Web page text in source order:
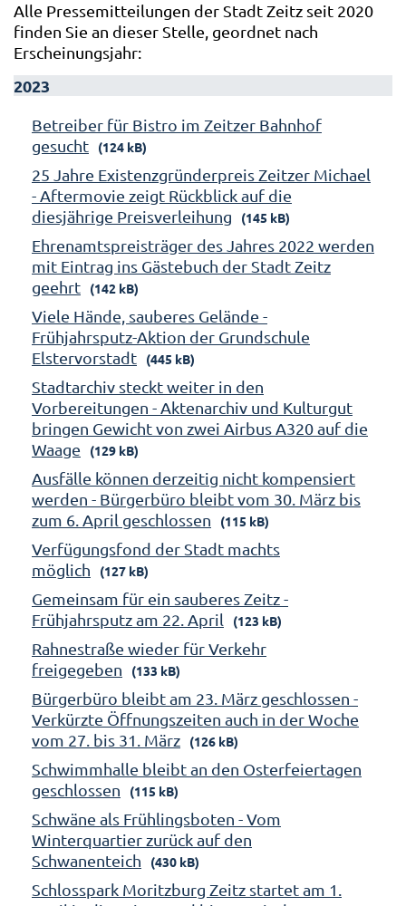
Alle Pressemitteilungen der Stadt Zeitz seit 2020
finden Sie an dieser Stelle, geordnet nach
Erscheinungsjahr:
2023
Betreiber für Bistro im Zeitzer Bahnhof
gesucht
(124 kB)
25 Jahre Existenzgründerpreis Zeitzer Michael
- Aftermovie zeigt Rückblick auf die
diesjährige Preisverleihung
(145 kB)
Ehrenamtspreisträger des Jahres 2022 werden
mit Eintrag ins Gästebuch der Stadt Zeitz
geehrt
(142 kB)
Viele Hände, sauberes Gelände -
Frühjahrsputz-Aktion der Grundschule
Elstervorstadt
(445 kB)
Stadtarchiv steckt weiter in den
Vorbereitungen - Aktenarchiv und Kulturgut
bringen Gewicht von zwei Airbus A320 auf die
Waage
(129 kB)
Ausfälle können derzeitig nicht kompensiert
werden - Bürgerbüro bleibt vom 30. März bis
zum 6. April geschlossen
(115 kB)
Verfügungsfond der Stadt machts
möglich
(127 kB)
Gemeinsam für ein sauberes Zeitz -
Frühjahrsputz am 22. April
(123 kB)
Rahnestraße wieder für Verkehr
freigegeben
(133 kB)
Bürgerbüro bleibt am 23. März geschlossen -
Verkürzte Öffnungszeiten auch in der Woche
vom 27. bis 31. März
(126 kB)
Schwimmhalle bleibt an den Osterfeiertagen
geschlossen
(115 kB)
Schwäne als Frühlingsboten - Vom
Winterquartier zurück auf den
Schwanenteich
(430 kB)
Schlosspark Moritzburg Zeitz startet am 1.